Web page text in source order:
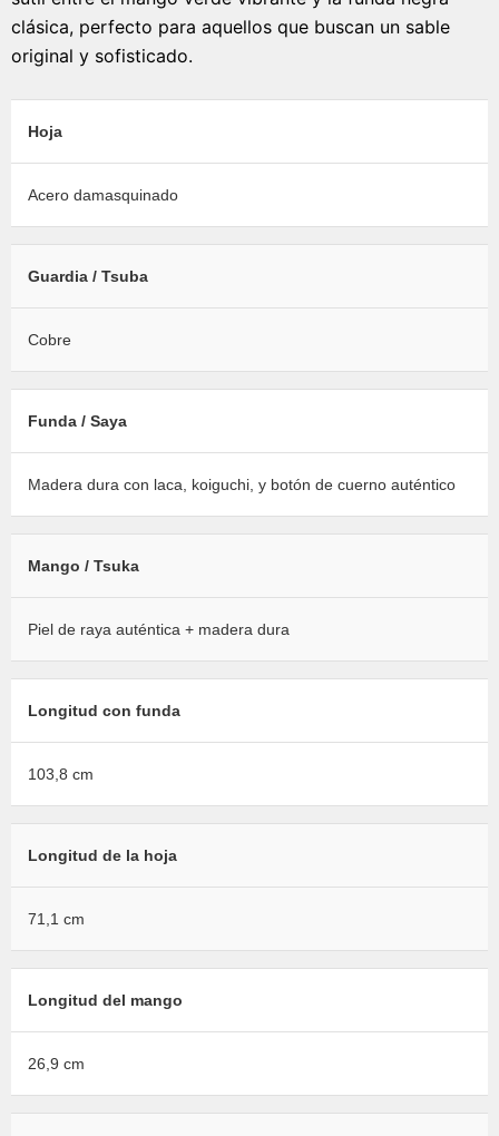
clásica, perfecto para aquellos que buscan un sable
original y sofisticado.
Hoja
Acero damasquinado
Guardia / Tsuba
Cobre
Funda / Saya
Madera dura con laca, koiguchi, y botón de cuerno auténtico
Mango / Tsuka
Piel de raya auténtica + madera dura
Longitud con funda
103,8 cm
Longitud de la hoja
71,1 cm
Longitud del mango
26,9 cm